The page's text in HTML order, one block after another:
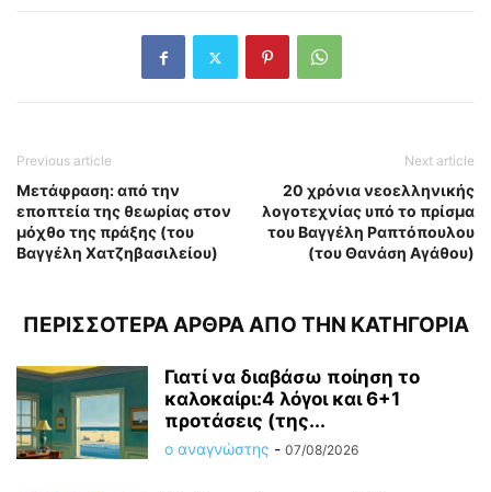
Previous article
Μετάφραση: από την
εποπτεία της θεωρίας στον
μόχθο της πράξης (του
Βαγγέλη Χατζηβασιλείου)
Next article
20 χρόνια νεοελληνικής
λογοτεχνίας υπό το πρίσμα
του Βαγγέλη Ραπτόπουλου
(του Θανάση Αγάθου)
ΠΕΡΙΣΣΟΤΕΡΑ ΑΡΘΡΑ ΑΠΟ ΤΗΝ ΚΑΤΗΓΟΡΙΑ
Γιατί να διαβάσω ποίηση το
καλοκαίρι:4 λόγοι και 6+1
προτάσεις (της...
ο αναγνώστης - 07/08/2026